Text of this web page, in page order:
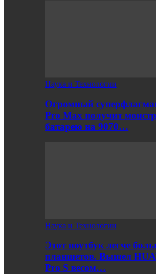
Наука и Технологии
Огромный
Pro Max получит
батарею на 9070…
Наука и Технологии
Этот ноутбук легче
планшетов. Вышел
Pro S весом…